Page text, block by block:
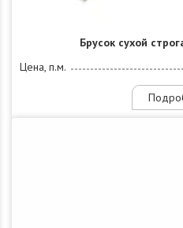
Брусок сухой
Цена, п.м.